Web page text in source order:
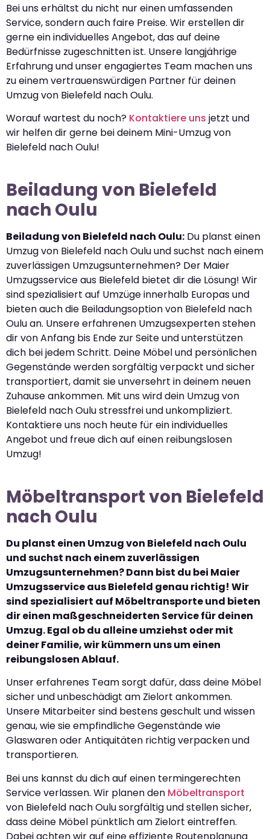
Bei uns erhältst du nicht nur einen umfassenden
Service, sondern auch faire Preise. Wir erstellen dir
gerne ein individuelles Angebot, das auf deine
Bedürfnisse zugeschnitten ist. Unsere langjährige
Erfahrung und unser engagiertes Team machen uns
zu einem vertrauenswürdigen Partner für deinen
Umzug von Bielefeld nach Oulu.
Worauf wartest du noch? Kontaktiere uns jetzt und
wir helfen dir gerne bei deinem Mini-Umzug von
Bielefeld nach Oulu!
Beiladung von Bielefeld
nach Oulu
Beiladung von Bielefeld nach Oulu: Du planst einen
Umzug von Bielefeld nach Oulu und suchst nach einem
zuverlässigen Umzugsunternehmen? Der Maier
Umzugsservice aus Bielefeld bietet dir die Lösung! Wir
sind spezialisiert auf Umzüge innerhalb Europas und
bieten auch die Beiladungsoption von Bielefeld nach
Oulu an. Unsere erfahrenen Umzugsexperten stehen
dir von Anfang bis Ende zur Seite und unterstützen
dich bei jedem Schritt. Deine Möbel und persönlichen
Gegenstände werden sorgfältig verpackt und sicher
transportiert, damit sie unversehrt in deinem neuen
Zuhause ankommen. Mit uns wird dein Umzug von
Bielefeld nach Oulu stressfrei und unkompliziert.
Kontaktiere uns noch heute für ein individuelles
Angebot und freue dich auf einen reibungslosen
Umzug!
Möbeltransport von Bielefeld
nach Oulu
Du planst einen Umzug von Bielefeld nach Oulu
und suchst nach einem zuverlässigen
Umzugsunternehmen? Dann bist du bei Maier
Umzugsservice aus Bielefeld genau richtig! Wir
sind spezialisiert auf Möbeltransporte und bieten
dir einen maßgeschneiderten Service für deinen
Umzug. Egal ob du alleine umziehst oder mit
deiner Familie, wir kümmern uns um einen
reibungslosen Ablauf.
Unser erfahrenes Team sorgt dafür, dass deine Möbel
sicher und unbeschädigt am Zielort ankommen.
Unsere Mitarbeiter sind bestens geschult und wissen
genau, wie sie empfindliche Gegenstände wie
Glaswaren oder Antiquitäten richtig verpacken und
transportieren.
Bei uns kannst du dich auf einen termingerechten
Service verlassen. Wir planen den Möbeltransport
von Bielefeld nach Oulu sorgfältig und stellen sicher,
dass deine Möbel pünktlich am Zielort eintreffen.
Dabei achten wir auf eine effiziente Routenplanung